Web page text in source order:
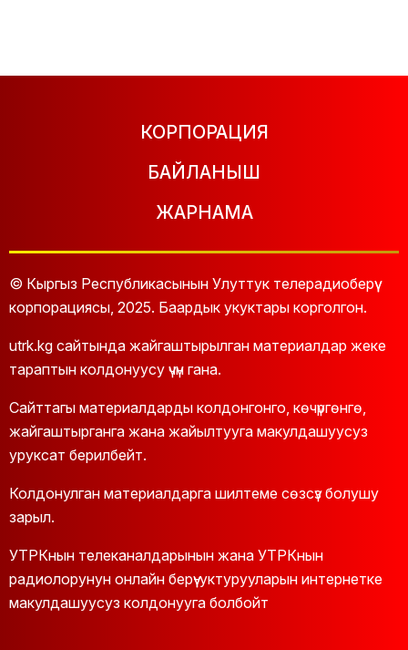
КОРПОРАЦИЯ
БАЙЛАНЫШ
ЖАРНАМА
© Кыргыз Республикасынын Улуттук телерадиоберүү
корпорациясы, 2025. Баардык укуктары корголгон.
utrk.kg сайтында жайгаштырылган материалдар жеке
тараптын колдонуусу үчүн гана.
Сайттагы материалдарды колдонгонго, көчүргөнгө,
жайгаштырганга жана жайылтууга макулдашуусуз
уруксат берилбейт.
Колдонулган материалдарга шилтеме сөзсүз болушу
зарыл.
УТРКнын телеканалдарынын жана УТРКнын
радиолорунун онлайн берүү-уктурууларын интернетке
макулдашуусуз колдонууга болбойт